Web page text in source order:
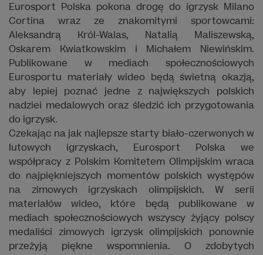
Eurosport Polska pokona drogę do igrzysk Milano
Cortina wraz ze znakomitymi sportowcami:
Aleksandrą Król-Walas, Natalią Maliszewską,
Oskarem Kwiatkowskim i Michałem Niewińskim.
Publikowane w mediach społecznościowych
Eurosportu materiały wideo będą świetną okazją,
aby lepiej poznać jedne z największych polskich
nadziei medalowych oraz śledzić ich przygotowania
do igrzysk.
Czekając na jak najlepsze starty biało-czerwonych w
lutowych igrzyskach, Eurosport Polska we
współpracy z Polskim Komitetem Olimpijskim wraca
do najpiękniejszych momentów polskich występów
na zimowych igrzyskach olimpijskich. W serii
materiałów wideo, które będą publikowane w
mediach społecznościowych wszyscy żyjący polscy
medaliści zimowych igrzysk olimpijskich ponownie
przeżyją piękne wspomnienia. O zdobytych